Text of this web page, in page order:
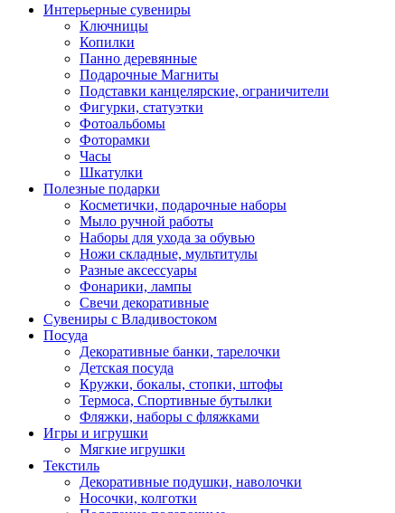
Интерьерные сувениры
Ключницы
Копилки
Панно деревянные
Подарочные Магниты
Подставки канцелярские, ограничители
Фигурки, статуэтки
Фотоальбомы
Фоторамки
Часы
Шкатулки
Полезные подарки
Косметички, подарочные наборы
Мыло ручной работы
Наборы для ухода за обувью
Ножи складные, мультитулы
Разные аксессуары
Фонарики, лампы
Свечи декоративные
Сувениры с Владивостоком
Посуда
Декоративные банки, тарелочки
Детская посуда
Кружки, бокалы, стопки, штофы
Термоса, Спортивные бутылки
Фляжки, наборы с фляжками
Игры и игрушки
Мягкие игрушки
Текстиль
Декоративные подушки, наволочки
Носочки, колготки